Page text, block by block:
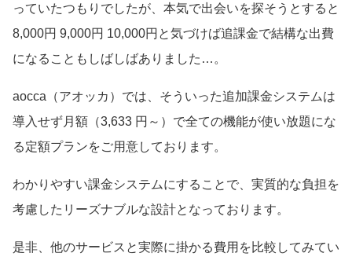
っていたつもりでしたが、本気で出会いを探そうとすると
8,000円 9,000円 10,000円と気づけば追課金で結構な出費
になることもしばしばありました…。
aocca（アオッカ）では、そういった追加課金システムは
導入せず月額（3,633 円～）で全ての機能が使い放題にな
る定額プランをご用意しております。
わかりやすい課金システムにすることで、実質的な負担を
考慮したリーズナブルな設計となっております。
是非、他のサービスと実際に掛かる費用を比較してみてい